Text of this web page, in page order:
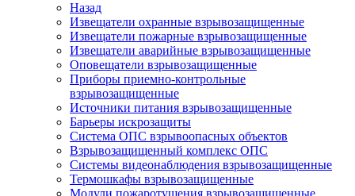
Назад
Извещатели охранные взрывозащищенные
Извещатели пожарные взрывозащищенные
Извещатели аварийные взрывозащищенные
Оповещатели взрывозащищенные
Приборы приемно-контрольные
взрывозащищенные
Источники питания взрывозащищенные
Барьеры искрозащиты
Система ОПС взрывоопасных объектов
Взрывозащищенный комплекс ОПС
Системы видеонаблюдения взрывозащищенные
Термошкафы взрывозащищенные
Модули пожаротушения взрывозащищенные